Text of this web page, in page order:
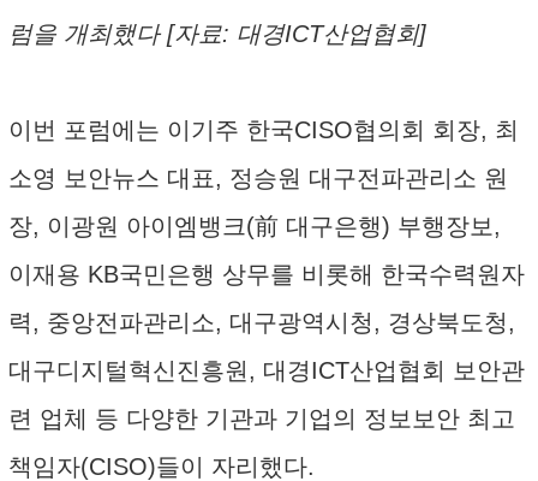
럼을 개최했다 [자료: 대경ICT산업협회]
이번 포럼에는 이기주 한국CISO협의회 회장, 최
소영 보안뉴스 대표, 정승원 대구전파관리소 원
장, 이광원 아이엠뱅크(前 대구은행) 부행장보,
이재용 KB국민은행 상무를 비롯해 한국수력원자
력, 중앙전파관리소, 대구광역시청, 경상북도청,
대구디지털혁신진흥원, 대경ICT산업협회 보안관
련 업체 등 다양한 기관과 기업의 정보보안 최고
책임자(CISO)들이 자리했다.